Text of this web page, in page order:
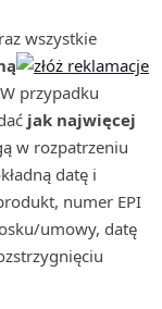
wszystkie
przypadku
jak najwięcej
w rozpatrzeniu
datę i
numer EPI
umowy, datę